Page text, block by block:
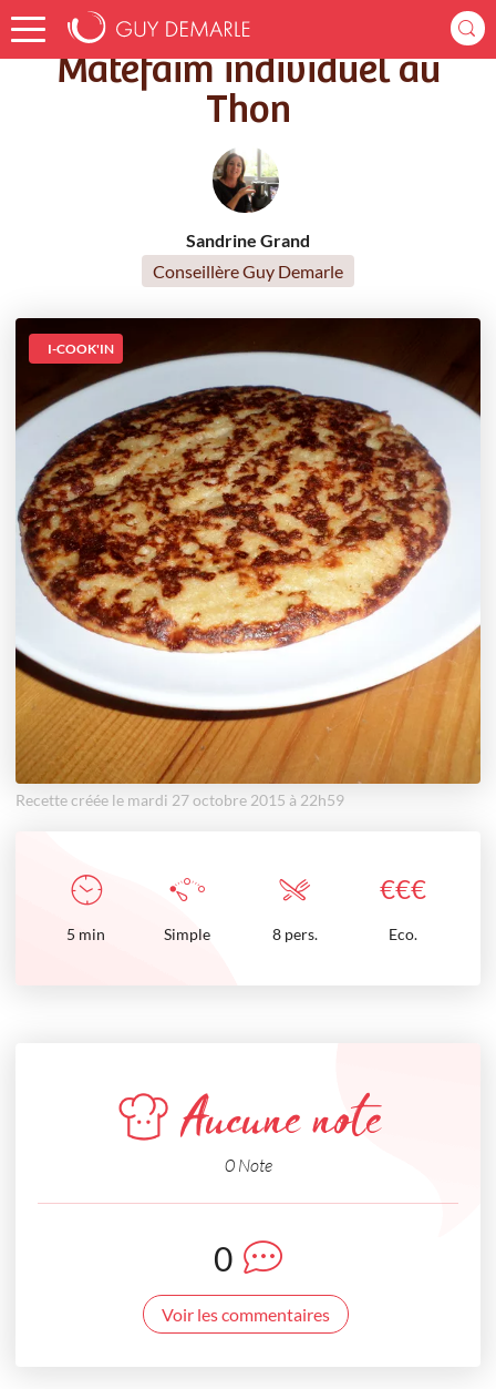
Accueil Recettes Matefaim individuel au Thon
Matefaim individuel au
Thon
Sandrine Grand
Conseillère Guy Demarle
I-COOK'IN
Recette créée le mardi 27 octobre 2015 à 22h59
€€€
5 min Simple 8 pers. Eco.
Aucune note
0 Note
0
Voir les commentaires